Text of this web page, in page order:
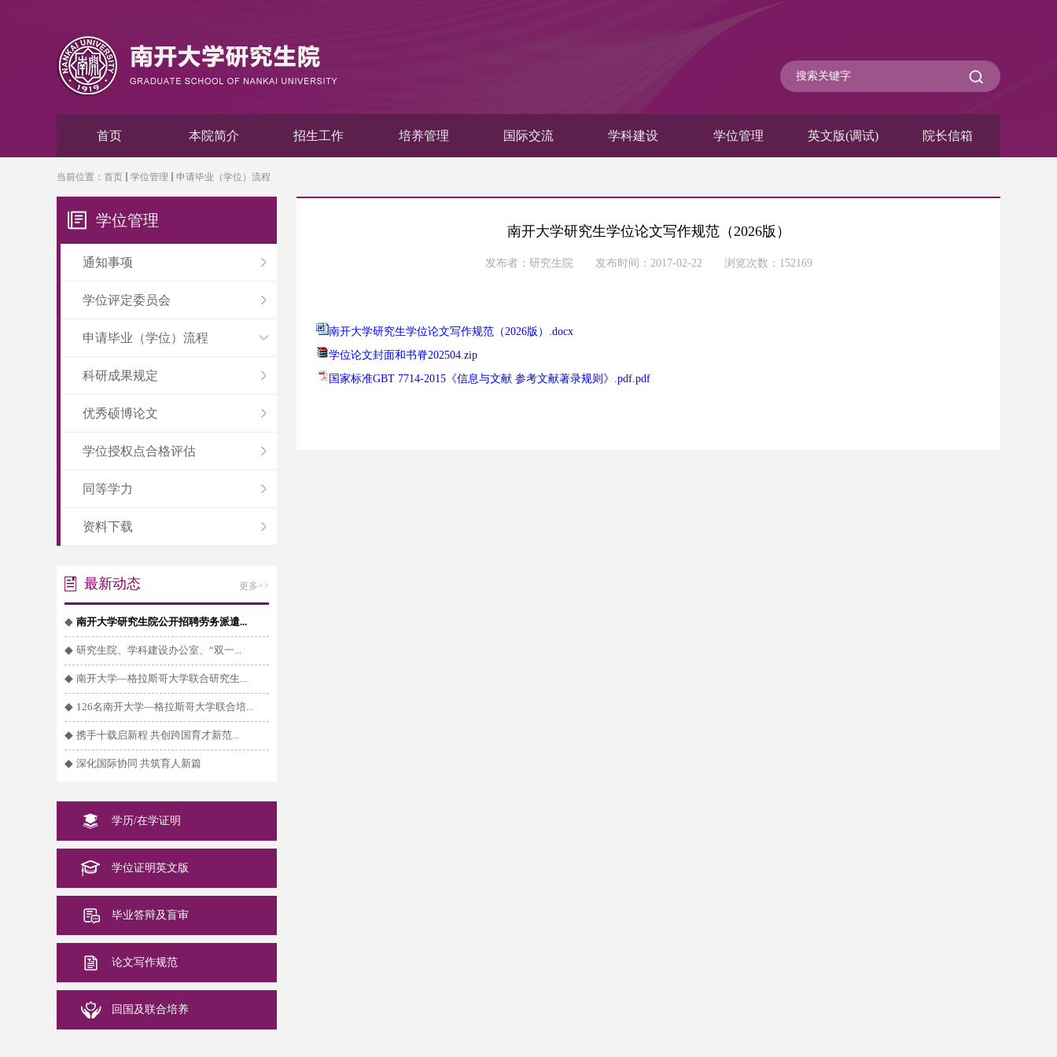
首页 本院简介 招生工作 培养管理 国际交流 学科建设 学位管理 英文版(调试) 院长信箱
当前位置： 首页 学位管理 申请毕业（学位）流程
学位管理
通知事项
学位评定委员会
申请毕业（学位）流程
科研成果规定
优秀硕博论文
学位授权点合格评估
同等学力
资料下载
最新动态 更多>>
◆ 南开大学研究生院公开招聘劳务派遣...
◆ 研究生院、学科建设办公室、“双一...
◆ 南开大学—格拉斯哥大学联合研究生...
◆ 126名南开大学—格拉斯哥大学联合培...
◆ 携手十载启新程 共创跨国育才新范...
◆ 深化国际协同 共筑育人新篇
学历/在学证明
学位证明英文版
毕业答辩及盲审
论文写作规范
回国及联合培养
南开大学研究生学位论文写作规范（2026版）
发布者：研究生院 发布时间：2017-02-22 浏览次数： 152169
南开大学研究生学位论文写作规范（2026版）.docx
学位论文封面和书脊202504.zip
国家标准GBT 7714-2015《信息与文献 参考文献著录规则》.pdf.pdf